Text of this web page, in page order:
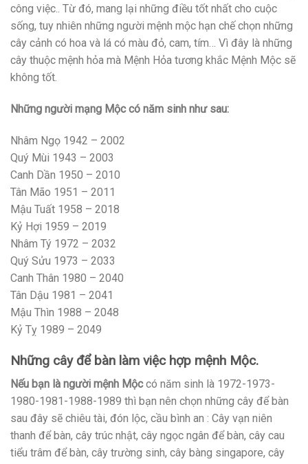
công việc.. Từ đó, mang lại những điều tốt nhất cho cuộc
sống, tuy nhiên những người mệnh mộc hạn chế chọn những
cây cảnh có hoa và lá có màu đỏ, cam, tím… Vì đây là những
cây thuộc mệnh hỏa mà Mệnh Hỏa tương khắc Mệnh Mộc sẽ
không tốt.
Những người mạng Mộc có năm sinh như sau:
Nhâm Ngọ 1942 – 2002
Quý Mùi 1943 – 2003
Canh Dần 1950 – 2010
Tân Mão 1951 – 2011
Mậu Tuất 1958 – 2018
Kỷ Hợi 1959 – 2019
Nhâm Tý 1972 – 2032
Quý Sửu 1973 – 2033
Canh Thân 1980 – 2040
Tân Dậu 1981 – 2041
Mậu Thìn 1988 – 2048
Kỷ Tỵ 1989 – 2049
Những cây để bàn làm việc hợp mệnh Mộc.
Nếu bạn là người mệnh Mộccó năm sinh là 1972-1973-
1980-1981-1988-1989 thì bạn nên chọn những cây để bàn
sau đây sẽ chiêu tài, đón lộc, cầu bình an : Cây vạn niên
thanh để bàn, cây trúc nhật, cây ngọc ngân để bàn, cây cau
tiểu trâm để bàn, cây trường sinh, cây bàng singapore, cây